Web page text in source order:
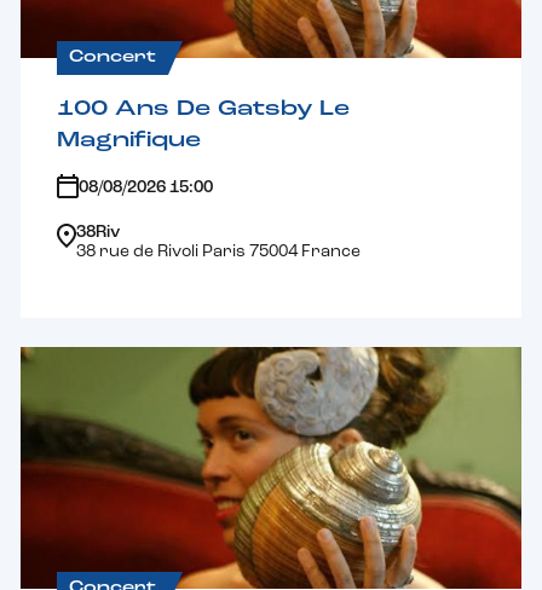
Concert
100 Ans De Gatsby Le
Magnifique
08/08/2026 15:00
38Riv
38 rue de Rivoli Paris 75004 France